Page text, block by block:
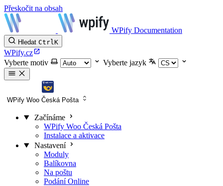
Přeskočit na obsah
WPify Documentation
Hledat CtrlK
WPify.cz
Vyberte motiv
Vyberte jazyk
WPify Woo Česká Pošta
Začínáme
WPify Woo Česká Pošta
Instalace a aktivace
Nastavení
Moduly
Balíkovna
Na poštu
Podání Online